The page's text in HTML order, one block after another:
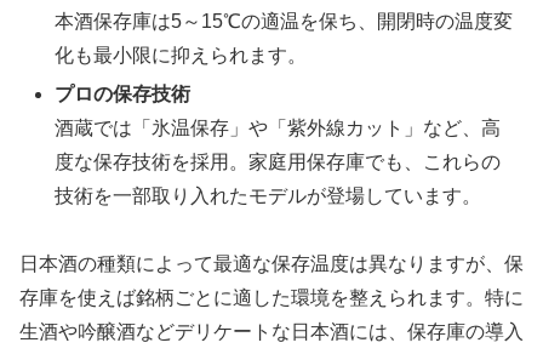
本酒保存庫は5～15℃の適温を保ち、開閉時の温度変
化も最小限に抑えられます。
プロの保存技術
酒蔵では「氷温保存」や「紫外線カット」など、高
度な保存技術を採用。家庭用保存庫でも、これらの
技術を一部取り入れたモデルが登場しています。
日本酒の種類によって最適な保存温度は異なりますが、保
存庫を使えば銘柄ごとに適した環境を整えられます。特に
生酒や吟醸酒などデリケートな日本酒には、保存庫の導入